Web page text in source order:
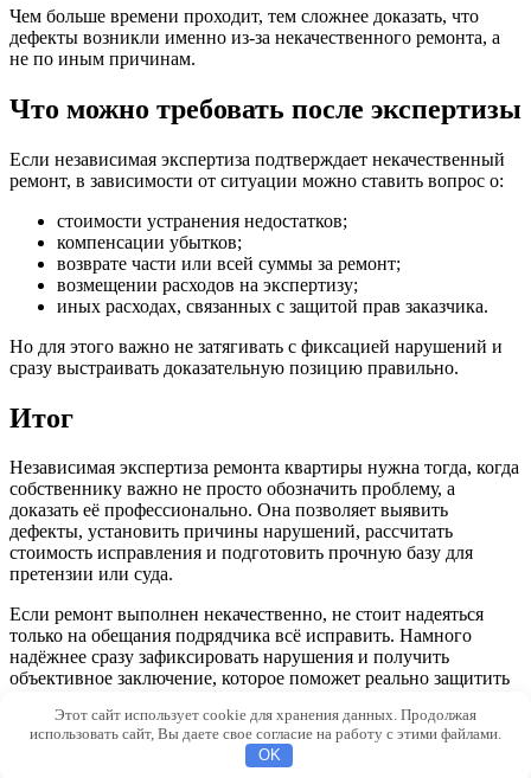
Чем больше времени проходит, тем сложнее доказать, что
дефекты возникли именно из-за некачественного ремонта, а
не по иным причинам.
Что можно требовать после экспертизы
Если независимая экспертиза подтверждает некачественный
ремонт, в зависимости от ситуации можно ставить вопрос о:
стоимости устранения недостатков;
компенсации убытков;
возврате части или всей суммы за ремонт;
возмещении расходов на экспертизу;
иных расходах, связанных с защитой прав заказчика.
Но для этого важно не затягивать с фиксацией нарушений и
сразу выстраивать доказательную позицию правильно.
Итог
Независимая экспертиза ремонта квартиры нужна тогда, когда
собственнику важно не просто обозначить проблему, а
доказать её профессионально. Она позволяет выявить
дефекты, установить причины нарушений, рассчитать
стоимость исправления и подготовить прочную базу для
претензии или суда.
Если ремонт выполнен некачественно, не стоит надеяться
только на обещания подрядчика всё исправить. Намного
надёжнее сразу зафиксировать нарушения и получить
объективное заключение, которое поможет реально защитить
© 2026 Silikat18.ru
Этот сайт использует cookie для хранения данных. Продолжая
использовать сайт, Вы даете свое согласие на работу с этими файлами.
OK